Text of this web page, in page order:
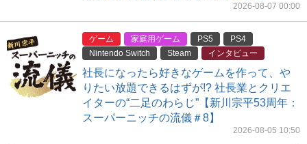
2026-08-07 00:00
ゲーム 家庭用ゲーム PS5
PS4
Nintendo Switch
Steam インタビュー
社長になったら好きなゲームを作って、や
りたい放題できるはずが!? 社長業とクリエ
イターの“二足のわらじ”【新川宗平53周年：
スーパーニッチの流儀＃8】
2026-08-05 10:50